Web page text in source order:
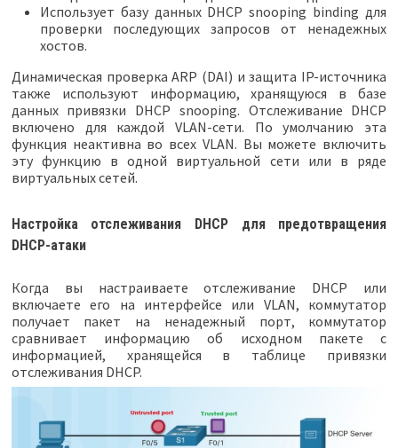
Использует базу данных DHCP snooping binding для
проверки последующих запросов от ненадежных
хостов.
Динамическая проверка ARP (DAI) и защита IP-источника
также используют информацию, хранящуюся в базе
данных привязки DHCP snooping. Отслеживание DHCP
включено для каждой VLAN-сети. По умолчанию эта
функция неактивна во всех VLAN. Вы можете включить
эту функцию в одной виртуальной сети или в ряде
виртуальных сетей.
Настройка отслеживания DHCP для предотвращения
DHCP-атаки
Когда вы настраиваете отслеживание DHCP или
включаете его на интерфейсе или VLAN, коммутатор
получает пакет на ненадежный порт, коммутатор
сравнивает информацию об исходном пакете с
информацией, хранящейся в таблице привязки
отслеживания DHCP.